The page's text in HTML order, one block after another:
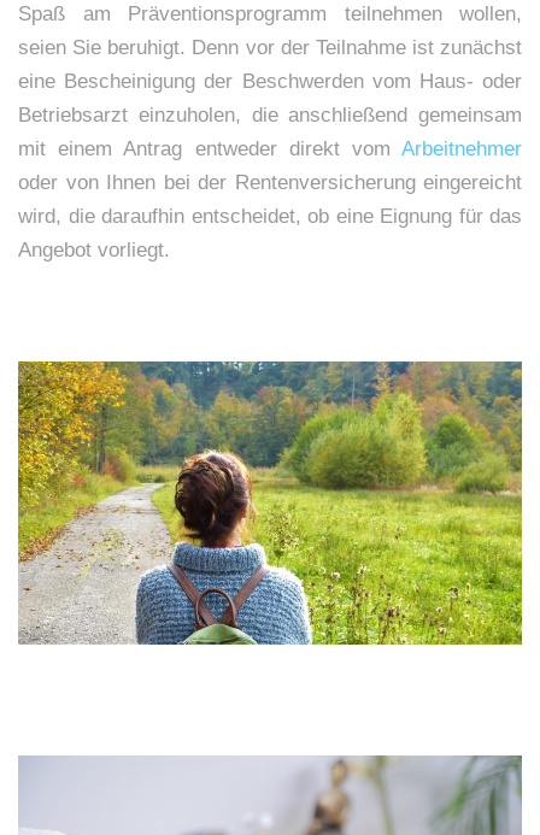
Spaß am Präventionsprogramm teilnehmen wollen,
seien Sie beruhigt. Denn vor der Teilnahme ist zunächst
eine Bescheinigung der Beschwerden vom Haus- oder
Betriebsarzt einzuholen, die anschließend gemeinsam
mit einem Antrag entweder direkt vom Arbeitnehmer
oder von Ihnen bei der Rentenversicherung eingereicht
wird, die daraufhin entscheidet, ob eine Eignung für das
Angebot vorliegt.